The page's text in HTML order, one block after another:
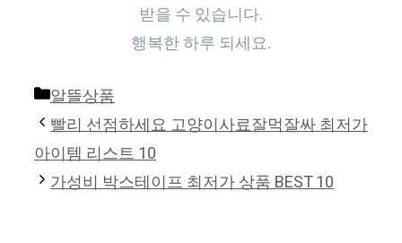
받을 수 있습니다.
행복한 하루 되세요.
Categories
알뜰상품
빨리 선점하세요 고양이사료잘먹잘싸 최저가
아이템 리스트 10
가성비 박스테이프 최저가 상품 BEST 10